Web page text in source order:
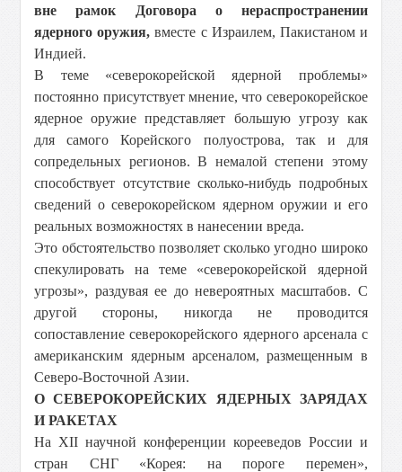
вне рамок Договора о нераспространении
ядерного оружия,вместе с Израилем, Пакистаном и
Индией.
В теме «северокорейской ядерной проблемы»
постоянно присутствует мнение, что северокорейское
ядерное оружие представляет большую угрозу как
для самого Корейского полуострова, так и для
сопредельных регионов. В немалой степени этому
способствует отсутствие сколько-нибудь подробных
сведений о северокорейском ядерном оружии и его
реальных возможностях в нанесении вреда.
Это обстоятельство позволяет сколько угодно широко
спекулировать на теме «северокорейской ядерной
угрозы», раздувая ее до невероятных масштабов. С
другой стороны, никогда не проводится
сопоставление северокорейского ядерного арсенала с
американским ядерным арсеналом, размещенным в
Северо-Восточной Азии.
О СЕВЕРОКОРЕЙСКИХ ЯДЕРНЫХ ЗАРЯДАХ
И РАКЕТАХ
На XII научной конференции корееведов России и
стран СНГ «Корея: на пороге перемен»,